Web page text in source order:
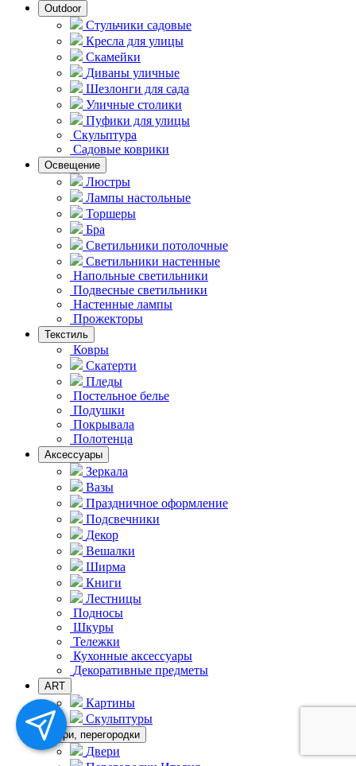
Outdoor
Стульчики садовые
Кресла для улицы
Скамейки
Диваны уличные
Шезлонги для сада
Уличные столики
Пуфики для улицы
Скульптура
Садовые коврики
Освещение
Люстры
Лампы настольные
Торшеры
Бра
Светильники потолочные
Светильники настенные
Напольные светильники
Подвесные светильники
Hастенные лампы
Прожекторы
Текстиль
Ковры
Скатерти
Пледы
Постельное белье
Подушки
Покрывала
Полотенца
Аксессуары
Зеркала
Вазы
Праздничное оформление
Подсвечники
Декор
Вешалки
Ширма
Книги
Лестницы
Подносы
Шкуры
Тележки
Кухонные аксессуары
Декоративные предметы
ART
Картины
Скульптуры
Двери, перегородки
Двери